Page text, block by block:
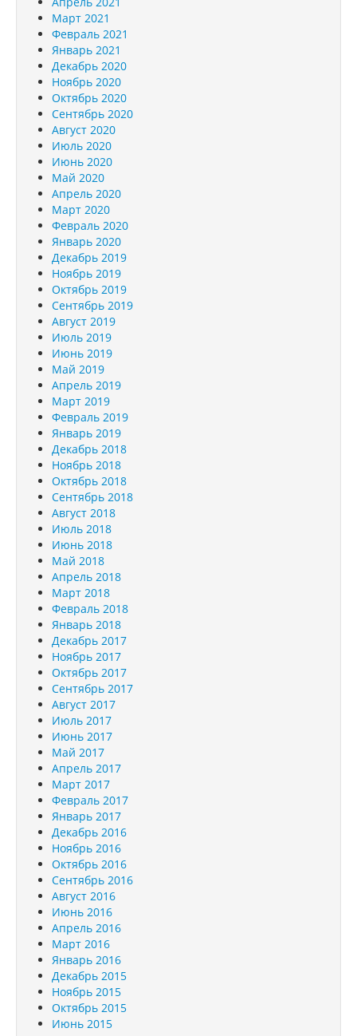
Март 2021
Февраль 2021
Январь 2021
Декабрь 2020
Ноябрь 2020
Октябрь 2020
Сентябрь 2020
Август 2020
Июль 2020
Июнь 2020
Май 2020
Апрель 2020
Март 2020
Февраль 2020
Январь 2020
Декабрь 2019
Ноябрь 2019
Октябрь 2019
Сентябрь 2019
Август 2019
Июль 2019
Июнь 2019
Май 2019
Апрель 2019
Март 2019
Февраль 2019
Январь 2019
Декабрь 2018
Ноябрь 2018
Октябрь 2018
Сентябрь 2018
Август 2018
Июль 2018
Июнь 2018
Май 2018
Апрель 2018
Март 2018
Февраль 2018
Январь 2018
Декабрь 2017
Ноябрь 2017
Октябрь 2017
Сентябрь 2017
Август 2017
Июль 2017
Июнь 2017
Май 2017
Апрель 2017
Март 2017
Февраль 2017
Январь 2017
Декабрь 2016
Ноябрь 2016
Октябрь 2016
Сентябрь 2016
Август 2016
Июнь 2016
Апрель 2016
Март 2016
Январь 2016
Декабрь 2015
Ноябрь 2015
Октябрь 2015
Июнь 2015